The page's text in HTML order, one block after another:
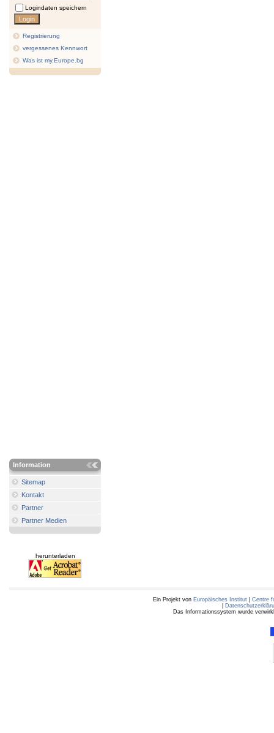
Logindaten speichern
Registrierung
vergessenes Kennwort
Was ist my.Europe.bg
Information
Sitemap
Kontakt
Partner
Partner Medien
herunterladen
Ein Projekt von Europäisches Institut
Centre
Das Informationssystem wurde